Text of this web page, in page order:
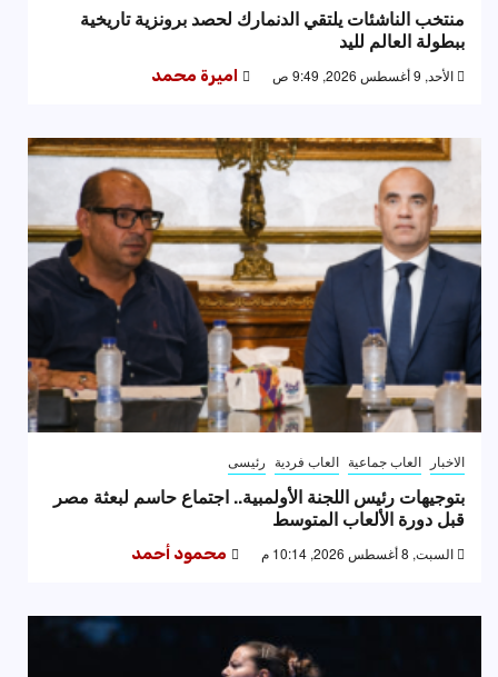
منتخب الناشئات يلتقي الدنمارك لحصد برونزية تاريخية
ببطولة العالم لليد
الأحد, 9 أغسطس 2026, 9:49 ص اميرة محمد
الاخبار العاب جماعية العاب فردية رئيسى
بتوجيهات رئيس اللجنة الأولمبية.. اجتماع حاسم لبعثة مصر
قبل دورة الألعاب المتوسط
السبت, 8 أغسطس 2026, 10:14 م محمود أحمد